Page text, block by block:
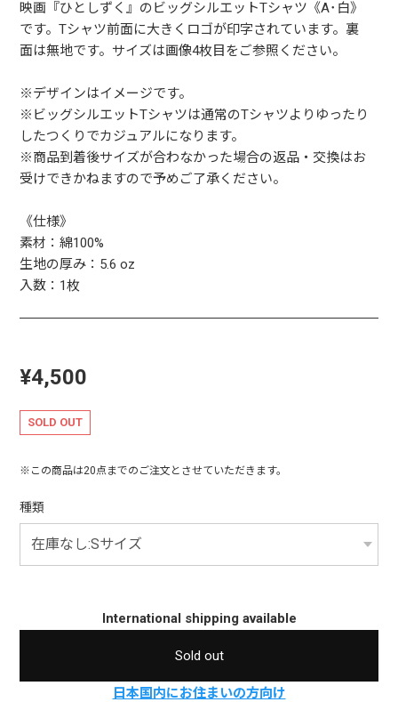
映画『ひとしずく』のビッグシルエットTシャツ《A･白》
です。Tシャツ前面に大きくロゴが印字されています。裏
面は無地です。サイズは画像4枚目をご参照ください。
※デザインはイメージです。
※ビッグシルエットTシャツは通常のTシャツよりゆったり
したつくりでカジュアルになります。
※商品到着後サイズが合わなかった場合の返品・交換はお
受けできかねますので予めご了承ください。
《仕様》
素材：綿100%
生地の厚み：5.6 oz
入数：1枚
¥4,500
SOLD OUT
※この商品は20点までのご注文とさせていただきます。
種類
International shipping available
Sold out
日本国内にお住まいの方向け